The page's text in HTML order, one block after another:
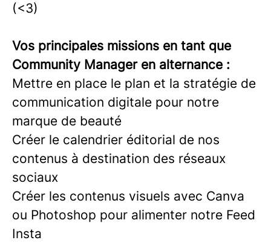
(<3)
Vos principales missions en tant que
Community Manager en alternance :
Mettre en place le plan et la stratégie de
communication digitale pour notre
marque de beauté
Créer le calendrier éditorial de nos
contenus à destination des réseaux
sociaux
Créer les contenus visuels avec Canva
ou Photoshop pour alimenter notre Feed
Insta